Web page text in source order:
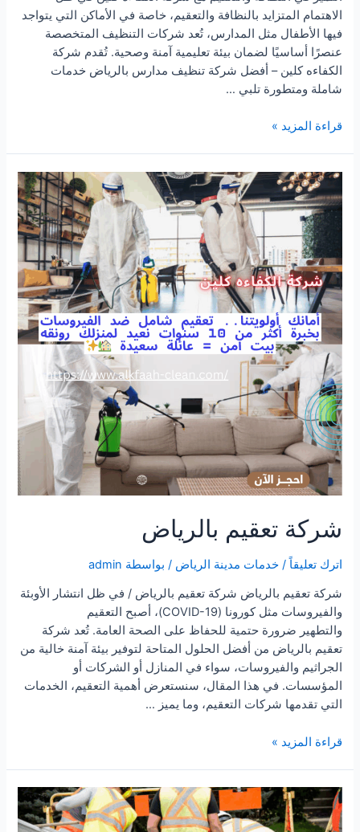
الاهتمام المتزايد بالنظافة والتعقيم، خاصة في الأماكن التي يتواجد
فيها الأطفال مثل المدارس، تُعد شركات التنظيف المتخصصة
عنصرًا أساسيًا لضمان بيئة تعليمية آمنة وصحية. تُقدم شركة
الكفاءه كلين – أفضل شركة تنظيف مدارس بالرياض خدمات
شاملة ومتطورة تلبي …
شركة
بالرياض
قراءة المزيد »
شركة تعقيم بالرياض
اترك تعليقاً /خدمات مدينة الرياض / بواسطة admin
شركة تعقيم بالرياض شركة تعقيم بالرياض / في ظل انتشار الأوبئة
والفيروسات مثل كورونا (COVID-19)، أصبح التعقيم
والتطهير ضرورة حتمية للحفاظ على الصحة العامة. تُعد شركة
تعقيم بالرياض من أفضل الحلول المتاحة لتوفير بيئة آمنة خالية من
الجراثيم والفيروسات، سواء في المنازل أو الشركات أو
المؤسسات. في هذا المقال، سنستعرض أهمية التعقيم، الخدمات
التي تقدمها شركات التعقيم، وما يميز …
شركة
قراءة المزيد »